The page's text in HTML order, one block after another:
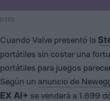
DTES
Cuando Valve presentó la
portátiles sin costar una
portátiles para juegos
Según un anuncio de
EX AI+ se venderá a 1.699